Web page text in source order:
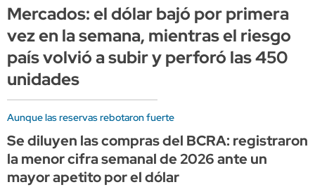
Mercados: el dólar bajó por primera
vez en la semana, mientras el riesgo
país volvió a subir y perforó las 450
unidades
Aunque las reservas rebotaron fuerte
Se diluyen las compras del BCRA: registraron
la menor cifra semanal de 2026 ante un
mayor apetito por el dólar